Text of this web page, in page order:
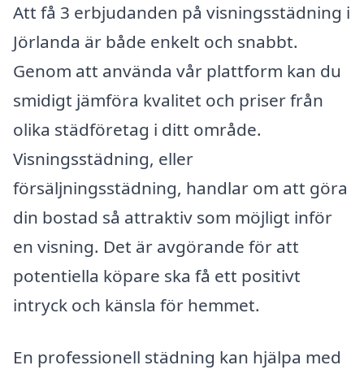
Att få 3 erbjudanden på visningsstädning i
Jörlanda är både enkelt och snabbt.
Genom att använda vår plattform kan du
smidigt jämföra kvalitet och priser från
olika städföretag i ditt område.
Visningsstädning, eller
försäljningsstädning, handlar om att göra
din bostad så attraktiv som möjligt inför
en visning. Det är avgörande för att
potentiella köpare ska få ett positivt
intryck och känsla för hemmet.
En professionell städning kan hjälpa med